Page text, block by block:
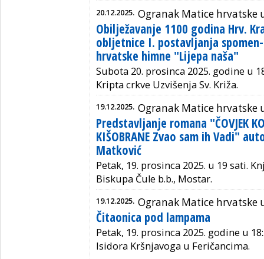
20.12.2025. Ogranak Matice hrvatske
Obilježavanje 1100 godina Hrv.
obljetnice I. postavljanja
hrvatske himne "Lijepa naša"
Subota 20. prosinca 2025. godine u
Kripta crkve Uzvišenja Sv. Križa.
19.12.2025. Ogranak Matice hrvatske
Predstavljanje romana "ČOVJEK
KIŠOBRANE Zvao sam ih Vadi"
Matković
Petak, 19. prosinca 2025. u 19 sati.
Biskupa Čule b.b., Mostar.
19.12.2025. Ogranak Matice hrvatske
Čitaonica pod lampama
Petak, 19. prosinca 2025. godine u
Isidora Kršnjavoga u Feričancima.